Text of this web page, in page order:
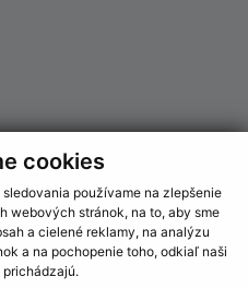
cookies
používame na zlepšenie
webových stránok, na to, aby sme
a cielené reklamy, na analýzu
a na pochopenie toho, odkiaľ naši
o stránke:
prístupnosti
práva
údajov